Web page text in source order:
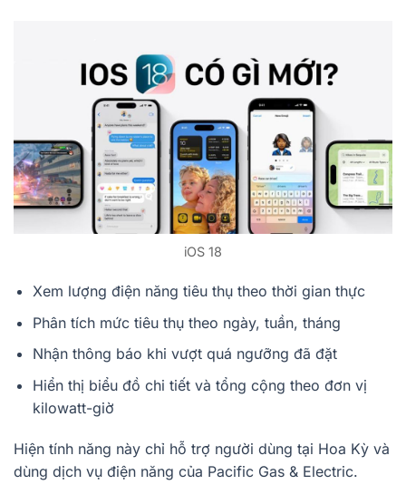
iOS 18
Xem lượng điện năng tiêu thụ theo thời gian thực
Phân tích mức tiêu thụ theo ngày, tuần, tháng
Nhận thông báo khi vượt quá ngưỡng đã đặt
Hiển thị biểu đồ chi tiết và tổng cộng theo đơn vị
kilowatt-giờ
Hiện tính năng này chỉ hỗ trợ người dùng tại Hoa Kỳ và
dùng dịch vụ điện năng của Pacific Gas & Electric.